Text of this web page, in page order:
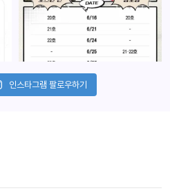
인스타그램 팔로우하기